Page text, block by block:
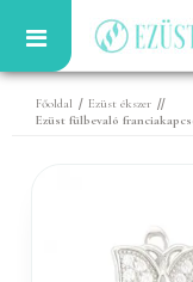
Főoldal / Ezüst ékszer //
Ezüst fülbevaló